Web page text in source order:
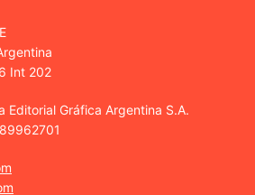
Int 202
Editorial Gráfica Argentina S.A.
89962701